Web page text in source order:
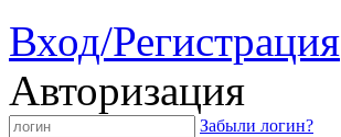
Вход/Регистрация
Авторизация
Забыли логин?